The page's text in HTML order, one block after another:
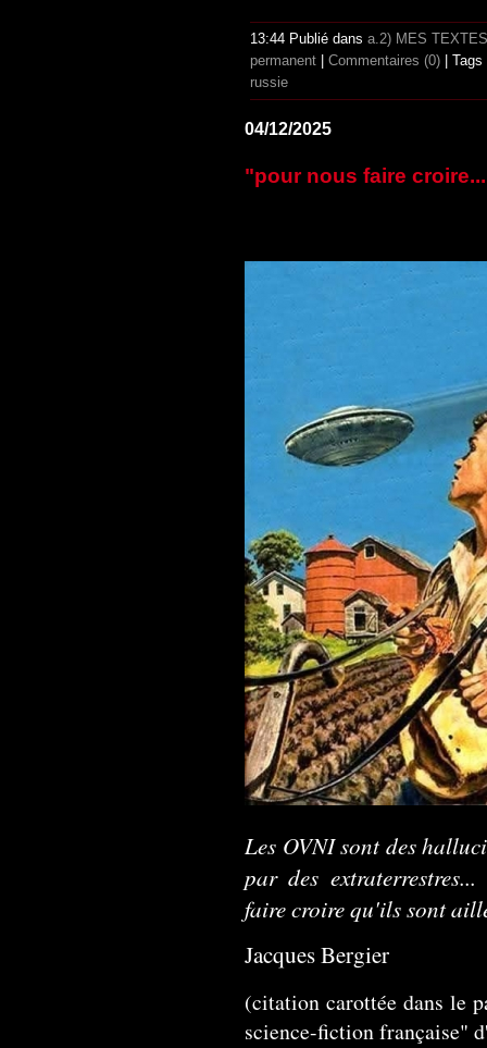
13:44 Publié dans a.2) MES TEXTES
permanent | Commentaires (0) |
russie
04/12/2025
"pour nous faire
Les OVNI sont des
par des
faire croire qu'ils sont
Jacques Bergier
(citation carottée dans le
science-fiction française"